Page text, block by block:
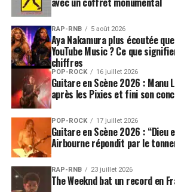
RAP-RNB 5 août 2026
Aya Nakamura plus écoutée
YouTube Music ? Ce que
chiffres
POP-ROCK 16 juillet 2026
Guitare en Scène 2026 : Manu
après les Pixies et fini son
POP-ROCK 17 juillet 2026
Guitare en Scène 2026 : “Dieu
Airbourne répondit par le
RAP-RNB 23 juillet 2026
The Weeknd bat un record en